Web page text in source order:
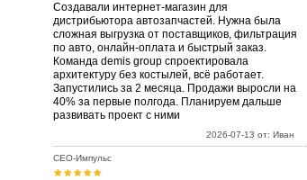
Создавали интернет-магазин для
дистрибьютора автозапчастей. Нужна была
сложная выгрузка от поставщиков, фильтрация
по авто, онлайн-оплата и быстрый заказ.
Команда demis group спроектировала
архитектуру без костылей, всё работает.
Запустились за 2 месяца. Продажи выросли на
40% за первые полгода. Планируем дальше
развивать проект с ними
2026-07-13 от: Иван
СЕО-Импульс